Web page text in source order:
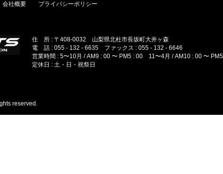
会社概要 プライバシーポリシー
住 所 : 〒408-0032 山梨県北杜市長坂町大井ヶ森
電 話 : 055 - 132 - 6635 ファックス : 055 - 132 - 6646
営業時間 : 5〜10月 / AM9 : 00 〜 PM5 : 00 11〜4月 / AM10 : 00 〜
定休日 : 土・日・祝祭日
reserved.